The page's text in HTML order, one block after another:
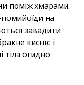
поміж хмарами.
помийоїди на
завадити
кисню і
тіла огидно